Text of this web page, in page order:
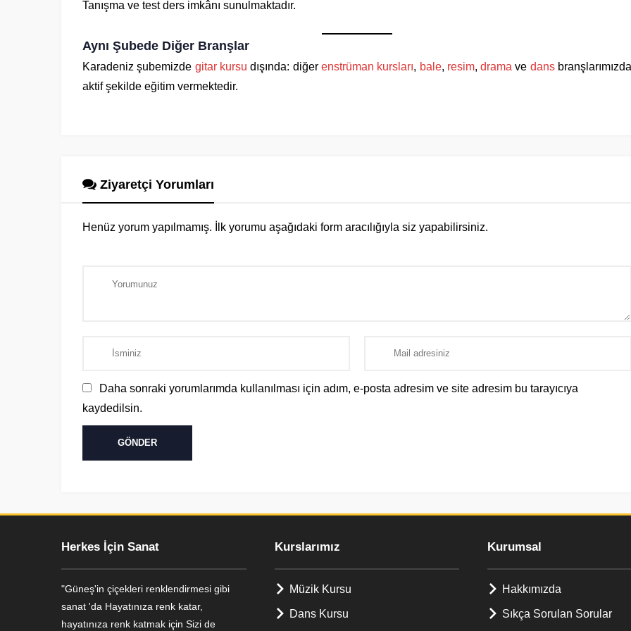
Tanışma ve test ders imkânı sunulmaktadır.
Aynı Şubede Diğer Branşlar
Karadeniz şubemizde gitar kursu dışında: diğer enstrüman kursları, bale, resim,drama ve dans
aktif şekilde eğitim vermektedir.
Ziyaretçi Yorumları
Henüz yorum yapılmamış. İlk yorumu aşağıdaki form aracılığıyla siz yapabilirsiniz.
Daha sonraki yorumlarımda kullanılması için adım, e-posta adresim ve site adresim bu tarayıcıya
kaydedilsin.
Herkes İçin Sanat
"Güneş'in çiçekleri renklendirmesi gibi
sanat 'da Hayatınıza renk katar,
hayatınıza renk katmak için Sizi de
Kurslarımız
Müzik Kursu
Dans Kursu
Kurumsal
Hakkımızda
Sıkça Sorulan Sorular